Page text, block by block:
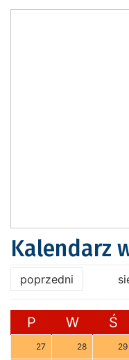
Kalendarz
poprzedni
P W Ś
27 28 29